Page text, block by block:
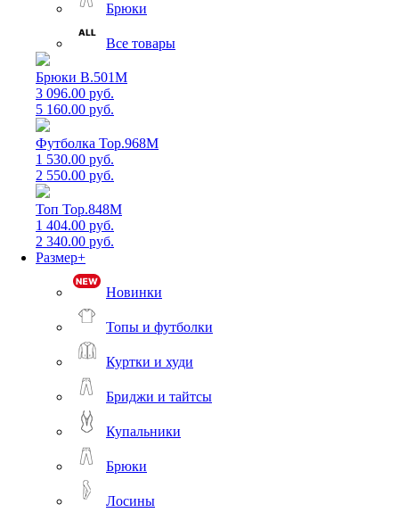
Брюки
Все товары
Брюки B.501M
3 096.00 руб.
5 160.00 руб.
Футболка Top.968M
1 530.00 руб.
2 550.00 руб.
Топ Top.848M
1 404.00 руб.
2 340.00 руб.
Размер+
Новинки
Топы и футболки
Куртки и худи
Бриджи и тайтсы
Купальники
Брюки
Лосины